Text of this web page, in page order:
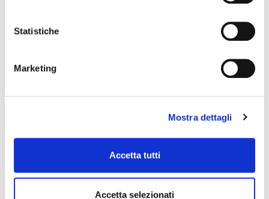
Statistiche
Marketing
Mostra dettagli
Accetta tutti
Accetta selezionati